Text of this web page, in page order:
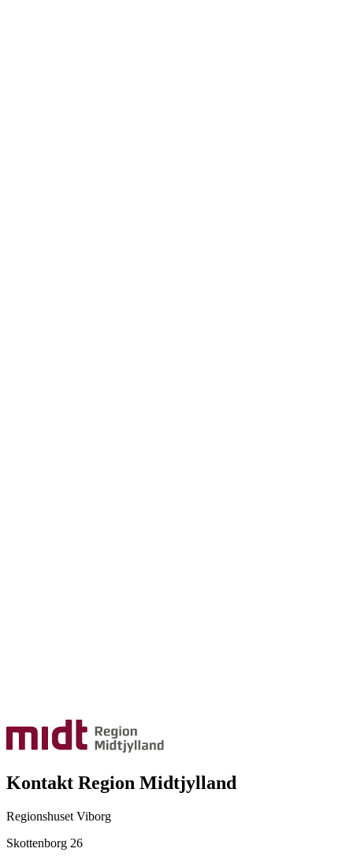
Kontakt Region Midtjylland
Regionshuset Viborg
Skottenborg 26